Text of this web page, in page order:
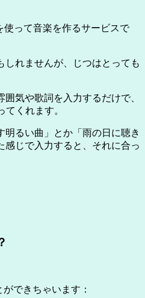
使って音楽を作るサービスで
しれませんが、じつはとっても
気や歌詞を入力するだけで、
くれます。
るい曲」とか「雨の日に聴き
感じで入力すると、それに合っ
できちゃいます：